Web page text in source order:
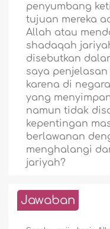
penyumbang
tujuan mereka
Allah atau
shadaqah
disebutkan
saya
karena di
yang
namun tidak
kepentingan
berlawanan
menghalangi
jariyah?
Jawaban